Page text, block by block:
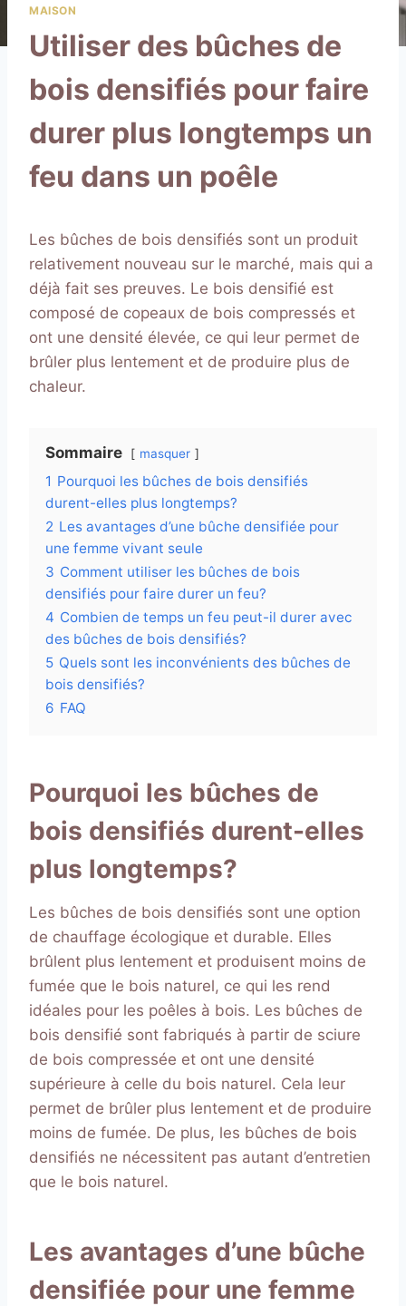
MAISON
Utiliser des bûches de
bois densifiés pour faire
durer plus longtemps un
feu dans un poêle
Les bûches de bois densifiés sont un produit
relativement nouveau sur le marché, mais qui a
déjà fait ses preuves. Le bois densifié est
composé de copeaux de bois compressés et
ont une densité élevée, ce qui leur permet de
brûler plus lentement et de produire plus de
chaleur.
Sommaire masquer
1 Pourquoi les bûches de bois densifiés
durent-elles plus longtemps?
2 Les avantages d’une bûche densifiée pour
une femme vivant seule
3 Comment utiliser les bûches de bois
densifiés pour faire durer un feu?
4 Combien de temps un feu peut-il durer avec
des bûches de bois densifiés?
5 Quels sont les inconvénients des bûches de
bois densifiés?
6 FAQ
Pourquoi les bûches de
bois densifiés durent-elles
plus longtemps?
Les bûches de bois densifiés sont une option
de chauffage écologique et durable. Elles
brûlent plus lentement et produisent moins de
fumée que le bois naturel, ce qui les rend
idéales pour les poêles à bois. Les bûches de
bois densifié sont fabriqués à partir de sciure
de bois compressée et ont une densité
supérieure à celle du bois naturel. Cela leur
permet de brûler plus lentement et de produire
moins de fumée. De plus, les bûches de bois
densifiés ne nécessitent pas autant d’entretien
que le bois naturel.
Les avantages d’une bûche
densifiée pour une femme